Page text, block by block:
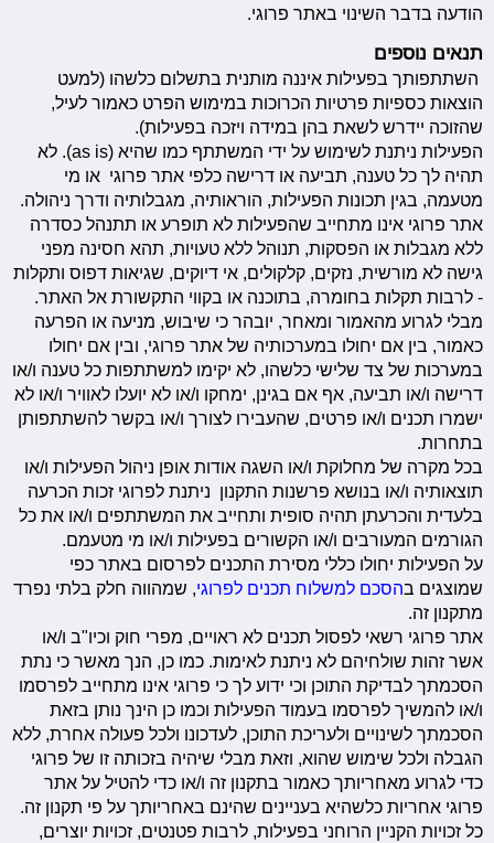
הודעה בדבר השינוי באתר פרוגי.
תנאים נוספים
השתתפותך בפעילות איננה מותנית בתשלום כלשהו (למעט
הוצאות כספיות פרטיות הכרוכות במימוש הפרט כאמור לעיל,
שהזוכה יידרש לשאת בהן במידה ויזכה בפעילות).
הפעילות ניתנת לשימוש על ידי המשתתף כמו שהיא (as is). לא
תהיה לך כל טענה, תביעה או דרישה כלפי אתר פרוגי או מי
מטעמה, בגין תכונות הפעילות, הוראותיה, מגבלותיה ודרך ניהולה.
אתר פרוגי אינו מתחייב שהפעילות לא תופרע או תתנהל כסדרה
ללא מגבלות או הפסקות, תנוהל ללא טעויות, תהא חסינה מפני
גישה לא מורשית, נזקים, קלקולים, אי דיוקים, שגיאות דפוס ותקלות
- לרבות תקלות בחומרה, בתוכנה או בקווי התקשורת אל האתר.
מבלי לגרוע מהאמור ומאחר, יובהר כי שיבוש, מניעה או הפרעה
כאמור, בין אם יחולו במערכותיה של אתר פרוגי, ובין אם יחולו
במערכות של צד שלישי כלשהו, לא יקימו למשתתפות כל טענה ו/או
דרישה ו/או תביעה, אף אם בגינן, ימחקו ו/או לא יועלו לאוויר ו/או לא
ישמרו תכנים ו/או פרטים, שהעבירו לצורך ו/או בקשר להשתתפותן
בתחרות.
בכל מקרה של מחלוקת ו/או השגה אודות אופן ניהול הפעילות ו/או
תוצאותיה ו/או בנושא פרשנות התקנון ניתנת לפרוגי זכות הכרעה
בלעדית והכרעתן תהיה סופית ותחייב את המשתתפים ו/או את כל
הגורמים המעורבים ו/או הקשורים בפעילות ו/או מי מטעמם.
על הפעילות יחולו כללי מסירת התכנים לפרסום באתר כפי
שמוצגים בהסכם למשלוח תכנים לפרוגי, שמהווה חלק בלתי נפרד
מתקנון זה.
אתר פרוגי רשאי לפסול תכנים לא ראויים, מפרי חוק וכיו"ב ו/או
אשר זהות שולחיהם לא ניתנת לאימות. כמו כן, הנך מאשר כי נתת
הסכמתך לבדיקת התוכן וכי ידוע לך כי פרוגי אינו מתחייב לפרסמו
ו/או להמשיך לפרסמו בעמוד הפעילות וכמו כן הינך נותן בזאת
הסכמתך לשינויים ולעריכת התוכן, לעדכונו ולכל פעולה אחרת, ללא
הגבלה ולכל שימוש שהוא, וזאת מבלי שיהיה בזכותה זו של פרוגי
כדי לגרוע מאחריותך כאמור בתקנון זה ו/או כדי להטיל על אתר
פרוגי אחריות כלשהיא בעניינים שהינם באחריותך על פי תקנון זה.
כל זכויות הקניין הרוחני בפעילות, לרבות פטנטים, זכויות יוצרים,